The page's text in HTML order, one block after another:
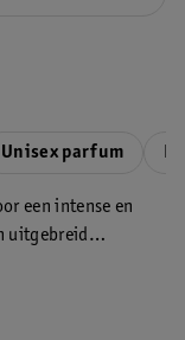
Unisex parfum
een intense en
uitgebreid